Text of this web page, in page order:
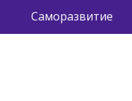
Саморазвитие